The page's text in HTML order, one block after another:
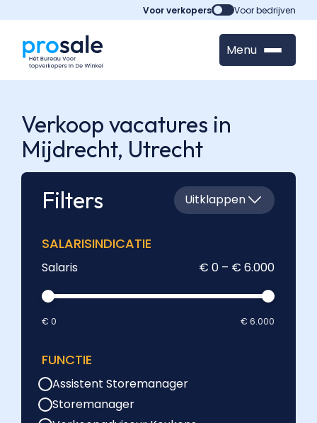
Voor verkopers Voor bedrijven
Menu
Verkoop vacatures in
Mijdrecht, Utrecht
Filters
Uitklappen
SALARISINDICATIE
Salaris € 0 – € 6.000
€ 0 € 6.000
FUNCTIE
Assistent Storemanager
Storemanager